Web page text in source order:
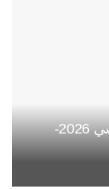
وزارة التربية تحسم موعد الدخول المدرسي 2026-